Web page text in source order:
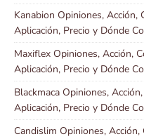
Kanabion Opiniones, Acción,
Aplicación, Precio y Dónde
Maxiflex Opiniones, Acción,
Aplicación, Precio y Dónde
Blackmaca Opiniones,
Aplicación, Precio y Dónde
Candislim Opiniones,